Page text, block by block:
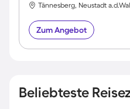
Zum Angebot
Beliebteste